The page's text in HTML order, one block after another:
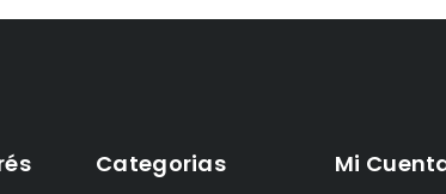
Categorias Mi